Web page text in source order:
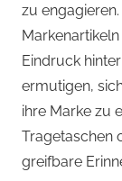
zu
Eindruck
ermutigen,
ihre Marke zu
Tragetaschen
greifbare